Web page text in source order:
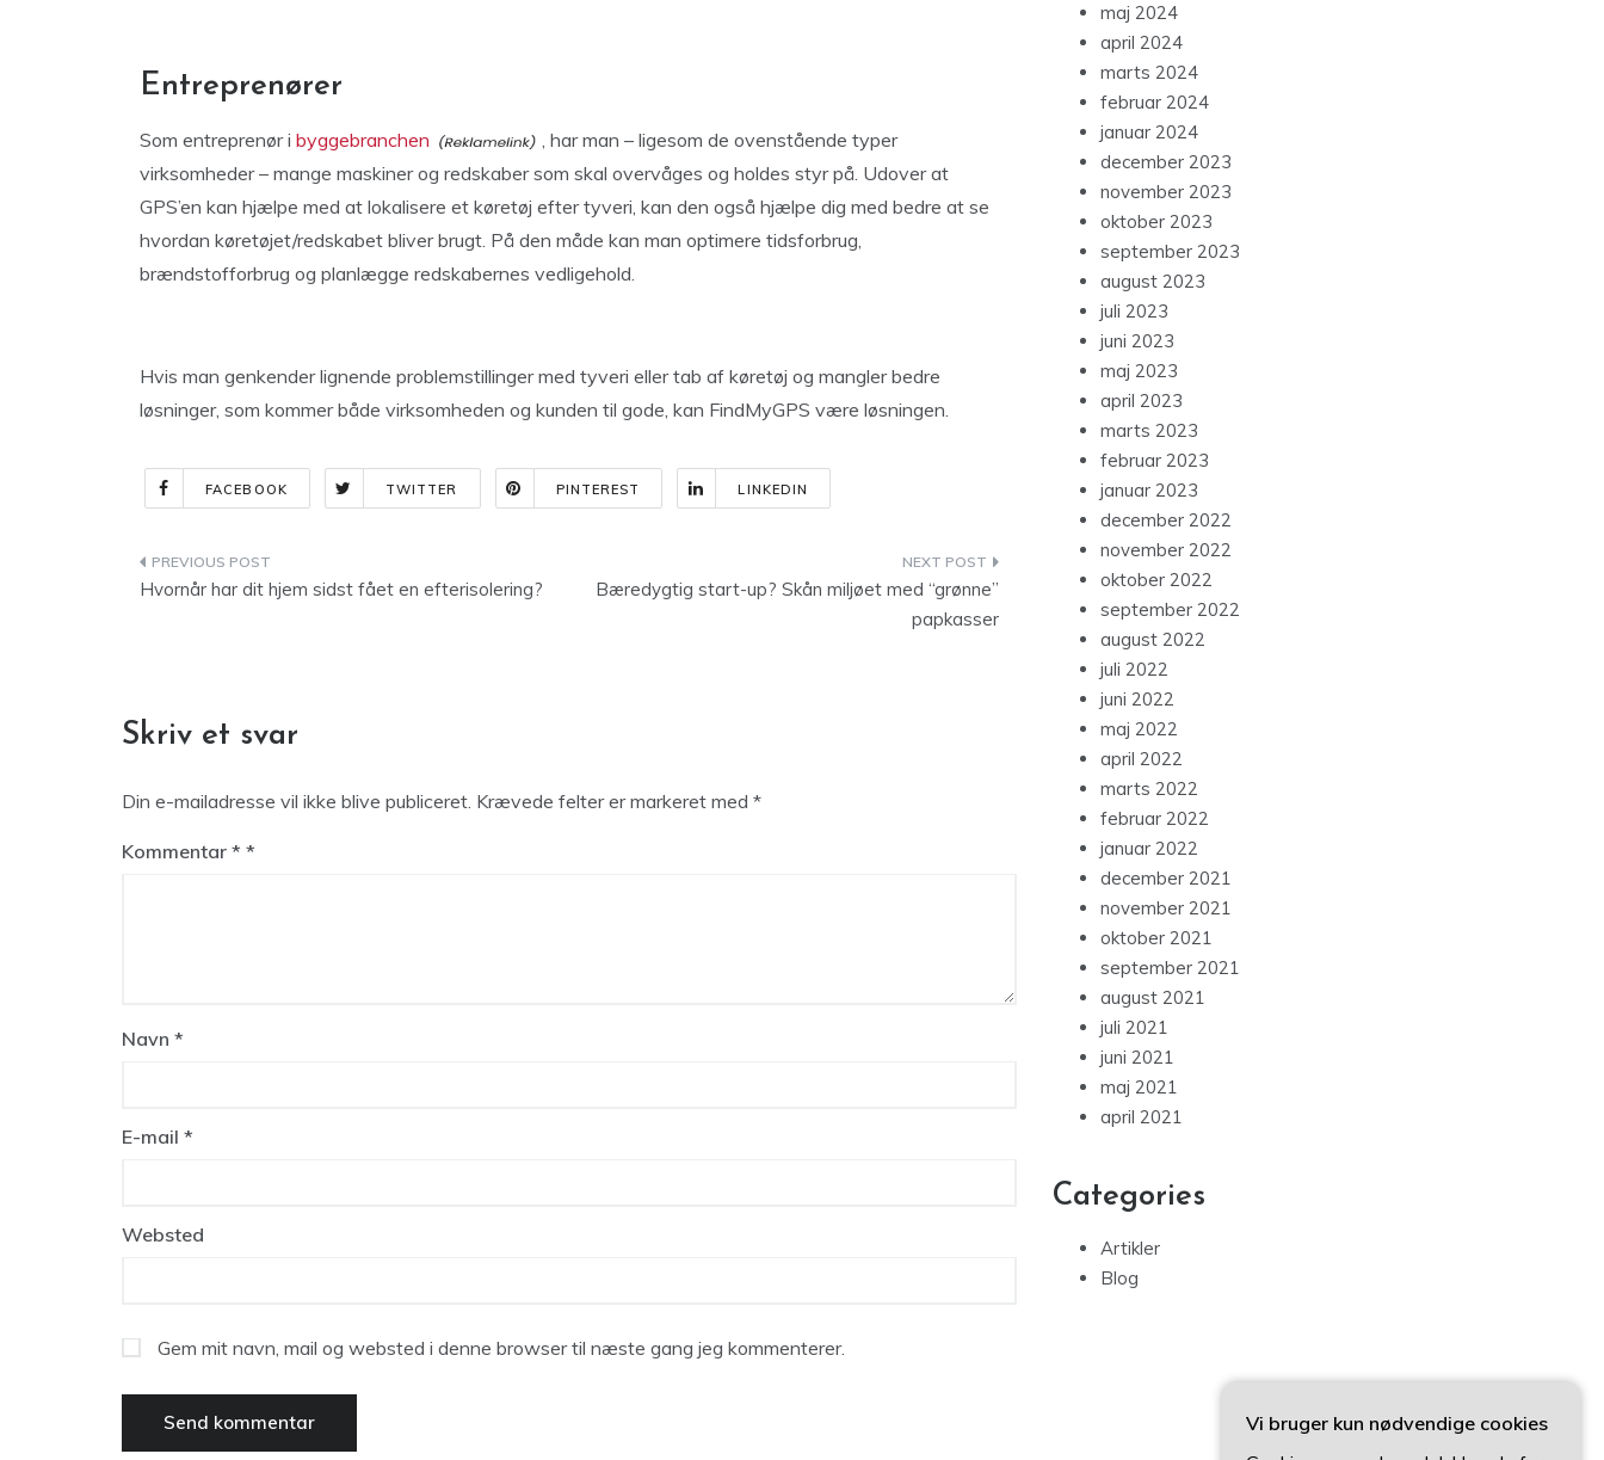
Entreprenører
Som entreprenør i byggebranchen
, har man – ligesom de ovenstående typer
virksomheder – mange maskiner og redskaber som skal overvåges og holdes styr på. Udover at
GPS’en kan hjælpe med at lokalisere et køretøj efter tyveri, kan den også hjælpe dig med bedre at se
hvordan køretøjet/redskabet bliver brugt. På den måde kan man optimere tidsforbrug,
brændstofforbrug og planlægge redskabernes vedligehold.
Hvis man genkender lignende problemstillinger med tyveri eller tab af køretøj og mangler bedre
løsninger, som kommer både virksomheden og kunden til gode, kan FindMyGPS være løsningen.
FACEBOOK TWITTER PINTEREST LINKEDIN
Indlægsnavigation
Hvornår har dit hjem sidst fået en efterisolering?
Bæredygtig start-up? Skån miljøet med “grønne”
papkasser
Skriv et svar
Din e-mailadresse vil ikke blive publiceret. Krævede felter er markeret med *
Kommentar *
Navn *
E-mail *
Websted
Gem mit navn, mail og websted i denne browser til næste gang jeg kommenterer.
maj 2024
april 2024
marts 2024
februar 2024
januar 2024
december 2023
november 2023
oktober 2023
september 2023
august 2023
juli 2023
juni 2023
maj 2023
april 2023
marts 2023
februar 2023
januar 2023
december 2022
november 2022
oktober 2022
september 2022
august 2022
juli 2022
juni 2022
maj 2022
april 2022
marts 2022
februar 2022
januar 2022
december 2021
november 2021
oktober 2021
september 2021
august 2021
juli 2021
juni 2021
maj 2021
april 2021
Categories
Artikler
Blog
Vi bruger kun nødvendige cookies